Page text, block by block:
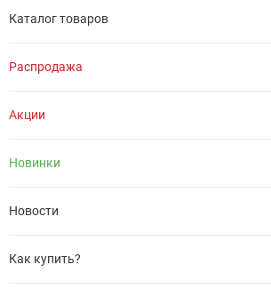
Каталог товаров
Распродажа
Акции
Новинки
Новости
Как купить?